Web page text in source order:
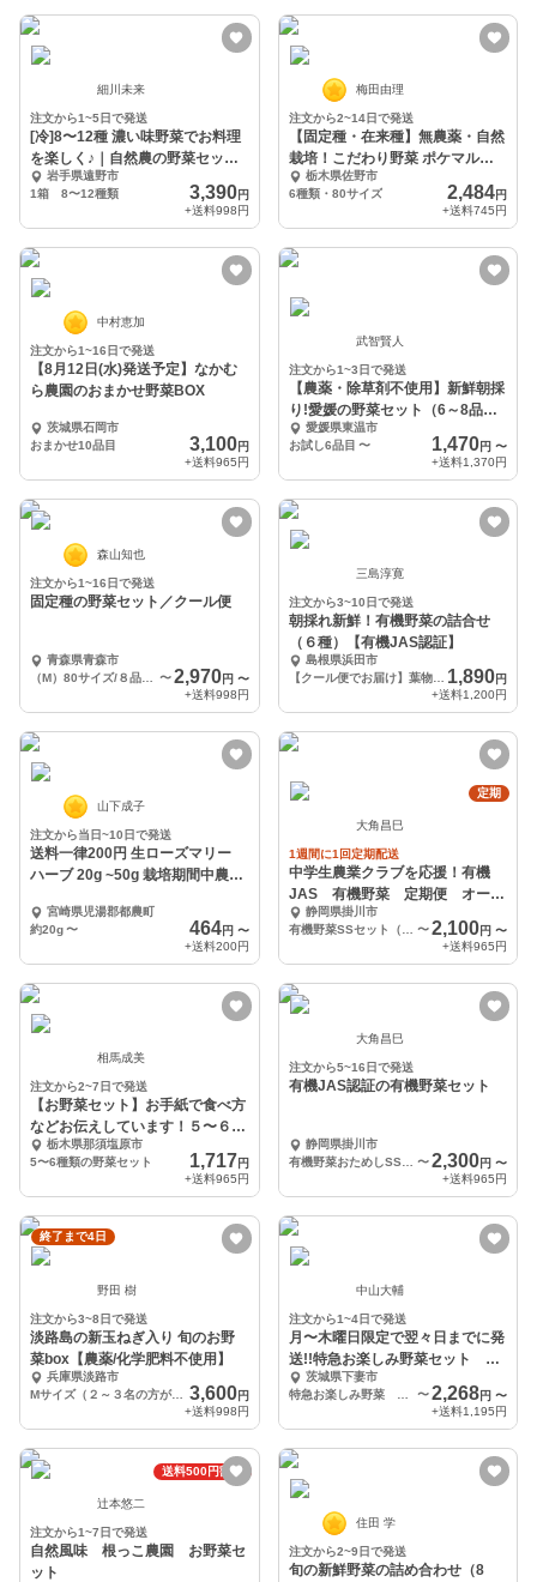
細川未来
注文から1~5日で発送
[冷]8〜12種 濃い味野菜でお料理
を楽しく♪｜自然農の野菜セット
[無農薬]
岩手県遠野市
1箱 8〜12種類
3,390円
+送料998円
梅田由理
注文から2~14日で発送
【固定種・在来種】無農薬・自然
栽培！こだわり野菜 ポケマルセ
ットSサイズ
栃木県佐野市
6種類・80サイズ
2,484円
+送料745円
中村恵加
注文から1~16日で発送
【8月12日(水)発送予定】なかむ
ら農園のおまかせ野菜BOX
茨城県石岡市
おまかせ10品目
3,100円
+送料965円
武智賢人
注文から1~3日で発送
【農薬・除草剤不使用】新鮮朝採
り!愛媛の野菜セット（6～8品
目） ギフト対応商品
愛媛県東温市
お試し6品目 〜 1,470円 〜
+送料1,370円
森山知也
注文から1~16日で発送
固定種の野菜セット／クール便
青森県青森市
〜 2,970円 〜
+送料998円
三島淳寛
注文から3~10日で発送
朝採れ新鮮！有機野菜の詰合せ
（６種）【有機JAS認証】
島根県浜田市
【クール便でお届け】葉物野菜など6種詰め合わせ
1,890円
+送料1,200円
山下成子
注文から当日~10日で発送
送料一律200円 生ローズマリー
ハーブ 20g ~50g 栽培期間中農薬
宮崎県児湯郡都農町
約20g〜 464円 〜
+送料200円
定期
大角昌巳
1週間に1回定期配送
中学生農業クラブを応援！有機
JAS 有機野菜 定期便 オーガ
ニック 野菜セット
静岡県掛川市
〜2,100円 〜
+送料965円
相馬成美
注文から2~7日で発送
【お野菜セット】お手紙で食べ方
などお伝えしています！５〜６種
類お楽しみ
栃木県那須塩原市
5〜6種類の野菜セット
1,717 円
+送料965円
大角昌巳
注文から5~16日で発送
有機JAS認証の有機野菜セット
静岡県掛川市
有機野菜おためしSSセット（5袋）
〜2,300円 〜
+送料965円
終了まで4日
野田 樹
注文から3~8日で発送
淡路島の新玉ねぎ入り 旬のお野
菜box【農薬/化学肥料不使用】
兵庫県淡路市
Mサイズ（２～３名の方が３～４日楽しんで頂ける量）
3,600円
+送料998円
中山大輔
注文から1~4日で発送
月〜木曜日限定で翌々日までに発
送!!特急お楽しみ野菜セット 訳
あり茨城県下妻市
〜2,268円 〜
+送料1,195円
送料500円割引
辻本悠二
注文から1~7日で発送
自然風味 根っこ農園 お野菜セ
ット
住田 学
注文から2~9日で発送
旬の新鮮野菜の詰め合わせ（8